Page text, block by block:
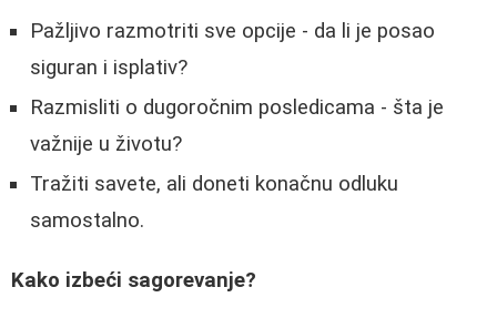
Pažljivo razmotriti sve opcije - da li je posao
siguran i isplativ?
Razmisliti o dugoročnim posledicama - šta je
važnije u životu?
Tražiti savete, ali doneti konačnu odluku
samostalno.
Kako izbeći sagorevanje?